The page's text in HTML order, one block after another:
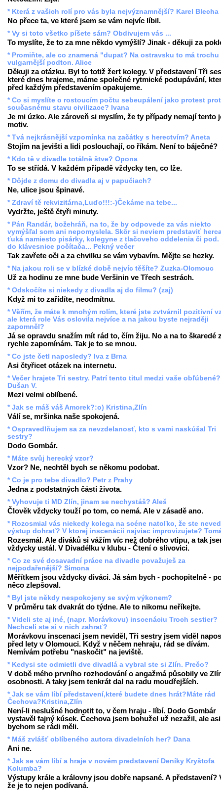
* Která z vašich rolí pro vás byla nejvýznamnější? Karel Blecha
No přece ta, ve které jsem se vám nejvíc líbil.
* Vy si toto všetko píšete sám? Obdivujem vás ...
To myslíte, že to za mne někdo vymýšlí? Jinak - děkuji za
* Promiňte, ale co znamená "dupat? Na ostravsku to má trochu
vulgarnější podton. Alice
Děkuji za otázku. Byl to totiž žert kolegy. V představení Tři
které dnes hrajeme, máme společné rytmické podupávání,
před každým představením opakujeme.
* Co si myslíte o rostoucím počtu sebeupálení jako protest
současnému stavu civilizace? Ivana
Je mi úzko. Ale zároveň si myslím, že ty případy nemají tento
motiv.
* Tvá nejkrásnější vzpomínka na začátky s herectvím? Aneta
Stojím na jevišti a lidi poslouchají, co říkám. Není to báječné?
* Kdo tě v divadle totálně štve? Opona
To se střídá. V každém případě vždycky ten, co lže.
* Dôjde z domu do divadla aj v papučiach?
Ne, ulice jsou špinavé.
* Zdraví tě rekvizitárna,Luďo!!!:-)Čekáme na tebe...
Vydržte, ještě čtyři minuty.
* Pán Randár, božehráň, na to, že by odpovede za vás niekto
vymýšľal som ani nepomyslela. Skôr si neviem predstaviť
ťuká namiesto pisárky, kolegyne z tlačoveho oddelenia či pod.
do klávesnice počítača... Pekný večer
Tak zavřete oči a za chvilku se vám vybavím. Mějte se hezky.
* Na jakou roli se v blízké době nejvíc těšíte? Zuzka-Olomouc
Už za hodinu ze mne bude Veršinin ve Třech sestrách.
* Odskočíte si niekedy z divadla aj do filmu? (zaj)
Když mi to zařídíte, neodmítnu.
* Věřím, že máte k mnohým rolím, které jste zvtvárnil pozitivní
ale která role Vás oslovila nejvíce a na jakou byste nejraději
zapomněl?
Já se opravdu snažím mít rád to, čím žiju. No a na to škaredé
rychle zapomínám. Tak je to se mnou.
* Co jste četl naposledy? Iva z Brna
Asi čtyřicet otázek na internetu.
* Večer hrajete Tri sestry. Patrí tento titul medzi vaše obľúbené?
Dušan V.
Mezi velmi oblíbené.
* Jak se máš váš Amorek?:o) Kristina,Zlín
Válí se, mršinka naše spokojená.
* Ospravedlňujem sa za nevzdelanosť, kto s vami naskúšal Tri
sestry?
Dodo Gombár.
* Máte svůj herecký vzor?
Vzor? Ne, nechtěl bych se někomu podobat.
* Co je pro tebe divadlo? Petr z Prahy
Jedna z podstatných částí života.
* Vyhovuje ti MD Zlín, jinam se nechystáš? Aleš
Člověk vždycky touží po tom, co nemá. Ale v zásadě ano.
* Rozosmial vás niekedy kolega na scéne natoľko, že ste
výstup dohrať? V ktorej inscenácii najviac improvizujete?
Rozesmál. Ale diváků si vážím víc než dobrého vtipu, a tak
vždycky ustál. V Divadélku v klubu - Čtení o slivovici.
* Co ze své dosavadní práce na divadle považuješ za
nejpodařenější? Simona
Měřítkem jsou vždycky diváci. Já sám bych - pochopitelně -
něco zlepšoval.
* Byl jste někdy nespokojeny se svým výkonem?
V průměru tak dvakrát do týdne. Ale to nikomu neříkejte.
* Videli ste aj iné, (napr. Morávkovu) inscenáciu Troch sestier?
Nechceli ste si v nich zahrať?
Morávkovu inscenaci jsem neviděl, Tři sestry jsem viděl
před lety v Olomouci. Když v něčem nehraju, rád se dívám.
Nemívám potřebu "naskočit" na jeviště.
* Kedysi ste odmietli dve divadlá a vybral ste si Zlín. Prečo?
V době mého prvního rozhodování o angažmá působily ve
osobnosti. A taky jsem tenkrát dal na radu moudřejších.
* Jak se vám líbí představení,které budete dnes hrát?Máte rád
Čechova?Kristina,Zlín
Není-li neslušné hodnotit to, v čem hraju - líbí. Dodo Gombár
vystavěl fajný kúsek. Čechova jsem bohužel už nezažil, ale asi
bychom se rádi měli.
* Máš zvlášť oblíbeného autora divadelních her? Dana
Ani ne.
* Jak se vám líbí a hraje v novém predstavení Deníky Kryštofa
Kolumba?
Výstupy krále a královny jsou dobře napsané. A představení?
že je to nejen podívaná.